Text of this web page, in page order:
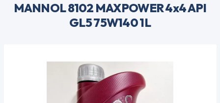
MANNOL 8102 MAXPOWER 4x4 API
GL5 75W140 1L